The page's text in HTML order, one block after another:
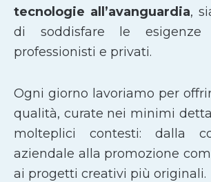
tecnologie all’avanguardia,
di soddisfare le esigenze
professionisti e privati.
Ogni giorno lavoriamo per
qualità, curate nei minimi
molteplici contesti: dalla
aziendale alla promozione
ai progetti creativi più originali.